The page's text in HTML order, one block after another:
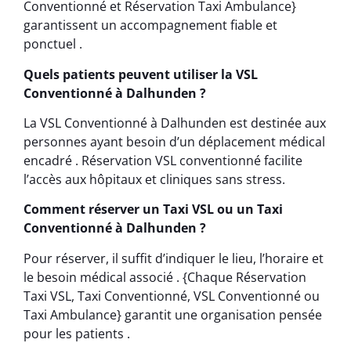
Conventionné et Réservation Taxi Ambulance}
garantissent un accompagnement fiable et
ponctuel .
Quels patients peuvent utiliser la VSL
Conventionné à Dalhunden ?
La VSL Conventionné à Dalhunden est destinée aux
personnes ayant besoin d’un déplacement médical
encadré . Réservation VSL conventionné facilite
l’accès aux hôpitaux et cliniques sans stress.
Comment réserver un Taxi VSL ou un Taxi
Conventionné à Dalhunden ?
Pour réserver, il suffit d’indiquer le lieu, l’horaire et
le besoin médical associé . {Chaque Réservation
Taxi VSL, Taxi Conventionné, VSL Conventionné ou
Taxi Ambulance} garantit une organisation pensée
pour les patients .